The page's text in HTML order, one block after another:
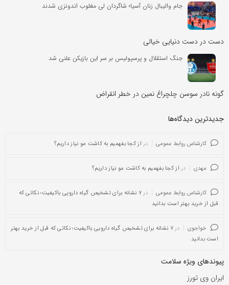
جام والیبال زنان آسیا؛ شاگردان لی مغلوب اندونزی شدند
دست در دست دنیایی خیالی
جنگ استقلال و پرسپولیس بر سر این بازیکن علنی شد
گونه نادر سوسن چلچراغ نمین در خطر انقراض
جدیدترین دیدگاه‌‌ها
کارشناس روابط عمومی در از کجا بفهمیم به کاشت مو نیاز داریم؟
مهدی در از کجا بفهمیم به کاشت مو نیاز داریم؟
کارشناس روابط عمومی در
۷ نشانه برای تشخیص گیاه دارویی باکیفیت؛ نکاتی که
قبل از خرید بهتر است بدانید
خواجوی در
۷ نشانه برای تشخیص گیاه دارویی باکیفیت؛ نکاتی که قبل از خرید بهتر
است بدانید
پیوندهای ویژه سلامت
ایران وی تورز